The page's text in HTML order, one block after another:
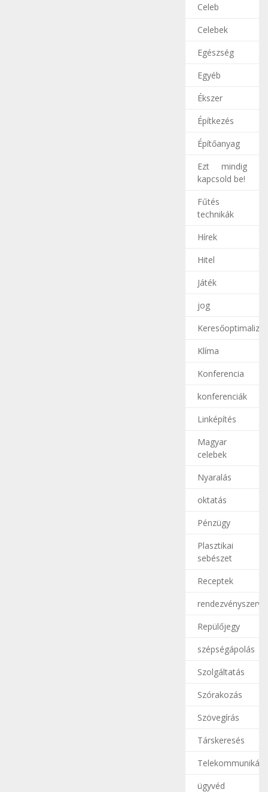
Celeb
Celebek
Egészség
Egyéb
Ékszer
Építkezés
Építőanyag
Ezt mindig
kapcsold be!
Fűtés
technikák
Hírek
Hitel
Játék
jog
Klíma
Konferencia
konferenciák
Linképítés
Magyar
celebek
Nyaralás
oktatás
Pénzügy
Plasztikai
sebészet
Receptek
Repülőjegy
szépségápolás
Szolgáltatás
Szórakozás
Szövegírás
Társkeresés
ügyvéd